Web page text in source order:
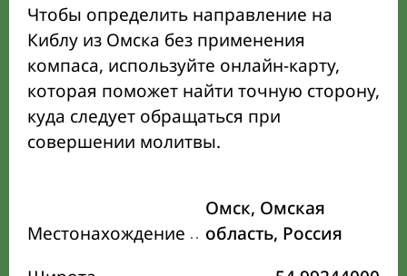
Чтобы определить направление на
Киблу из Омска без применения
компаса, используйте онлайн-карту,
которая поможет найти точную сторону,
куда следует обращаться при
совершении молитвы.
Местонахождение
Омск, Омская
область, Россия